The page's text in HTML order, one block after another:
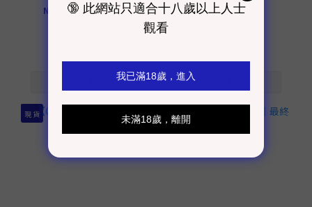
NT$910 ~ NT$14,000
NT$27,990
現 貨 現 貨